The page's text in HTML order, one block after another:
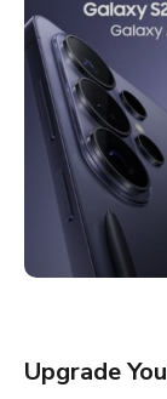
Upgrade